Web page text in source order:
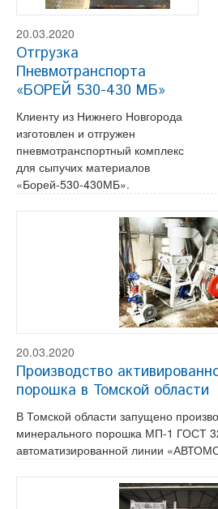
20.03.2020
Отгрузка
Пневмотранспорта
«БОРЕЙ 530-430 МБ»
Клиенту из Нижнего Новгорода
изготовлен и отгружен
пневмотранспортный комплекс
для сыпучих материалов
«Борей-530-430МБ».
20.03.2020
Производство
порошка в Томской области
В Томской области запущено
минерального порошка МП-1 ГОСТ
автоматизированной линии